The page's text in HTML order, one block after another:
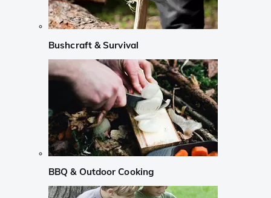
Bushcraft & Survival
BBQ & Outdoor Cooking